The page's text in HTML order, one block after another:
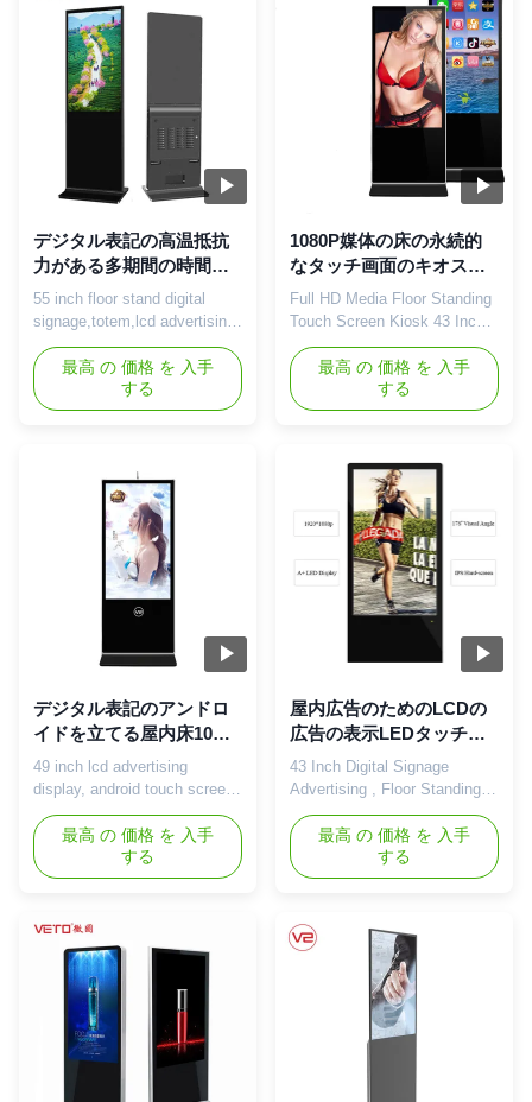
ratio 16:9 Backlight LED
backlight Resolution
1920*1080 Color 16.7M (8bit)
Brightness 350 cd/m² ...
Body Material Tempered
glass+AL Frame Surface
Tempered glass Display Color
16.7M(8-bit...
デジタル表記の高温抵抗
力がある多期間の時間設
定を立てるLCDの床
55 inch floor stand digital
signage,totem,lcd advertising
screens Specifications: Panel
Size 55"(16:9) TFT LCD
Viewing Area
1209.6*680.4mm(H*V)
Brightness 450cd/m2
Response Time 6ms Color
16.7M Viewing Angle V:178°,
H:178° Using Temperature
-300℃-60℃ Using ...
最高 の 価格 を 入手
する
1080P媒体の床の永続的
なタッチ画面のキオス
ク、立つデジタル表示装
置容易な操作
Full HD Media Floor Standing
Touch Screen Kiosk 43 Inch
Android Easy Operation
Description: 1, Adopt High-
Strength Aluminium Alloy,
Hardened Coat Painting
Glass,antistatic,preventing
magnetic strong interference.
2, Support SD card or USB
port at one ...
最高 の 価格 を 入手
する
デジタル表記のアンドロ
イドを立てる屋内床10ポ
イントIRの接触容量性接
触
49 inch lcd advertising
display, android touch screen
kiosk, floor stand digital
signage player 49 inch floor-
standing LCD advertising
display specification: LCD
49" Display Colors 8- bit,
16.7M Number of Pixels
1920×1080P Viewing Angle
89°(U) / 89°(D) / 89°(L) / 89°
最高 の 価格 を 入手
する
屋内広告のためのLCDの
広告の表示LEDタッチ画
面を立てる43インチの床
43 Inch Digital Signage
Advertising , Floor Standing
LED Touch Screen Digital
Signage For Indoor
Advertising This is a very
good progress for LCD
capapcitive touch screen is
available for floorstanding lcd
totem, and also price is much
reasonable than years ago, so
最高 の 価格 を 入手
する